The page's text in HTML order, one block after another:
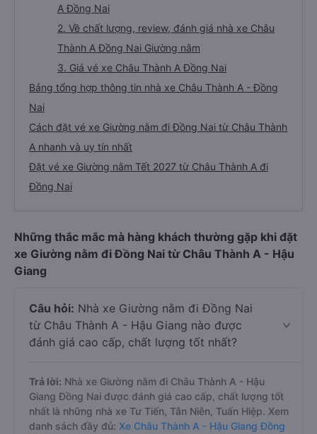
A Đồng Nai
2. Về chất lượng, review, đánh giá nhà xe Châu
Thành A Đồng Nai Giường nằm
3. Giá vé xe Châu Thành A Đồng Nai
Bảng tổng hợp thông tin nhà xe Châu Thành A - Đồng
Nai
Cách đặt vé xe Giường nằm đi Đồng Nai từ Châu Thành
A nhanh và uy tín nhất
Đặt vé xe Giường nằm Tết 2027 từ Châu Thành A đi
Đồng Nai
Những thắc mắc mà hàng khách thường gặp khi đặt
xe Giường nằm đi Đồng Nai từ Châu Thành A - Hậu
Giang
Câu hỏi: Nhà xe Giường nằm đi Đồng Nai
từ Châu Thành A - Hậu Giang nào được
đánh giá cao cấp, chất lượng tốt nhất?
Trả lời: Nhà xe Giường nằm đi Châu Thành A - Hậu
Giang Đồng Nai được đánh giá cao cấp, chất lượng tốt
nhất là những nhà xe Tư Tiến, Tân Niên, Tuấn Hiệp. Xem
danh sách đầy đủ: Xe Châu Thành A - Hậu Giang Đồng